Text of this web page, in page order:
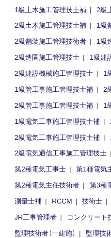
1級土木施工管理技士補
2級
2級土木施工管理技士補
1級
2級舗装施工管理技術者
1級
2級造園施工管理技士
1級建
2級建設機械施工管理技士
1
1級管工事施工管理技士補
2
2級管工事施工管理技士補
1
1級電気工事施工管理技士補
2級電気工事施工管理技士補
2級電気通信工事施工管理技士
第2種電気工事士
第1種電気
第2種電気主任技術者
第3種
測量士補
RCCM 技術士
JR工事管理者
コンクリート
監理技術者（一建施）
監理技